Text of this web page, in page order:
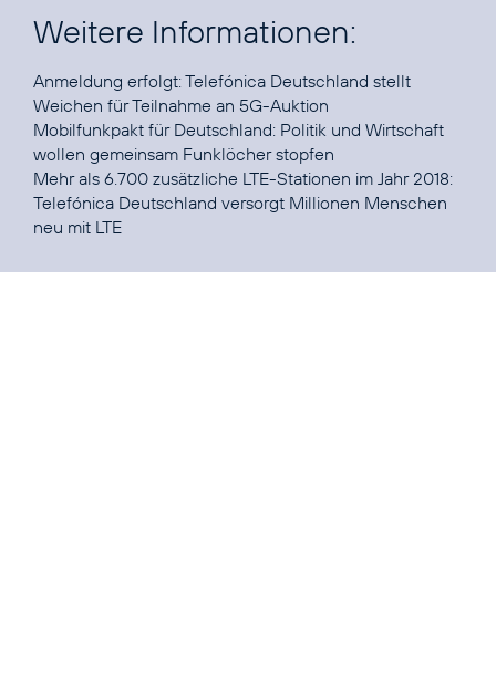
Weitere Informationen:
Anmeldung erfolgt:Telefónica Deutschland stellt
Weichen für Teilnahme an 5G-Auktion
Mobilfunkpakt für Deutschland: Politik und Wirtschaft
wollen gemeinsam Funklöcher stopfen
Mehr als 6.700 zusätzliche LTE-Stationen im Jahr 2018:
Telefónica Deutschland versorgt Millionen Menschen
neu mit LTE